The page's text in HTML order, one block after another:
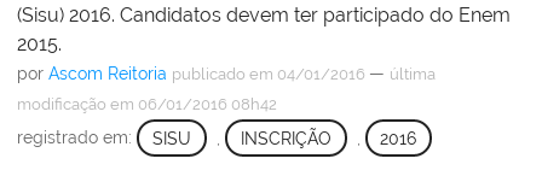
(Sisu) 2016. Candidatos devem ter participado do Enem
2015.
por Ascom Reitoria publicado em 04/01/2016 — última
modificação em 06/01/2016 08h42
registrado em: SISU INSCRIÇÃO 2016